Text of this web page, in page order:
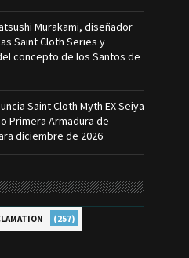
Murakami, diseñador
Saint Cloth Series y
concepto de los Santos de
Saint Cloth Myth EX Seiya
Primera Armadura de
diciembre de 2026
(257)